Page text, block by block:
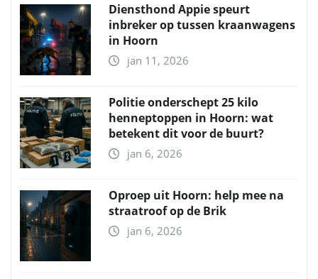
Diensthond Appie speurt
inbreker op tussen kraanwagens
in Hoorn
jan 11, 2026
Politie onderschept 25 kilo
henneptoppen in Hoorn: wat
betekent dit voor de buurt?
jan 6, 2026
Oproep uit Hoorn: help mee na
straatroof op de Brik
jan 6, 2026